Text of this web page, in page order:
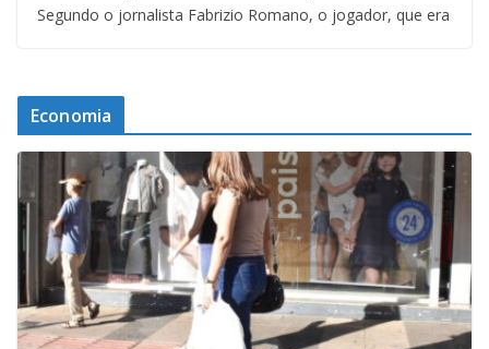
Segundo o jornalista Fabrizio Romano, o jogador, que era
Economia